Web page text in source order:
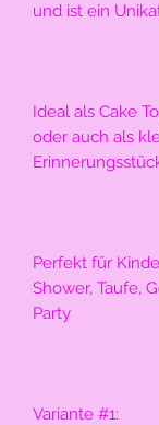
und ist ein
Ideal als Cake
oder auch als
Perfekt für
Shower, Taufe,
Party
Variante #1: